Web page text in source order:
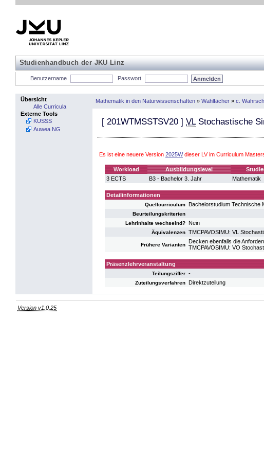
Studienhandbuch der JKU Linz
Benutzername Passwort
Übersicht
Alle Curricula
Externe Tools
KUSSS
Auwea NG
Mathematik in den Naturwissenschaften » Wahlfächer » c.
[ 201WTMSSTSV20 ] VLStochastische
Es ist eine neuere Version 2025Wdieser LV im Curriculum
Workload Ausbildungslevel
3 ECTS
B3 - Bachelor 3. Jahr Mathematik
Detailinformationen
Quellcurriculum Bachelorstudium Technische
Beurteilungskriterien
Lehrinhalte wechselnd? Nein
Äquivalenzen TMCPAVOSIMU: VL
Frühere Varianten
Decken ebenfalls die
TMCPAVOSIMU: VO
Präsenzlehrveranstaltung
Teilungsziffer -
Zuteilungsverfahren Direktzuteilung
Version v1.0.25